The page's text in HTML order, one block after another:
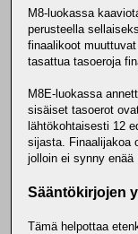
M8-luokassa
perusteella
finaalikoot
tasattua tasoeroja
M8E-luokassa
sisäiset tasoerot
lähtökohtaisesti 12
sijasta. Finaalijakoa
jolloin ei synny enää
Sääntökirjojen
Tämä helpottaa